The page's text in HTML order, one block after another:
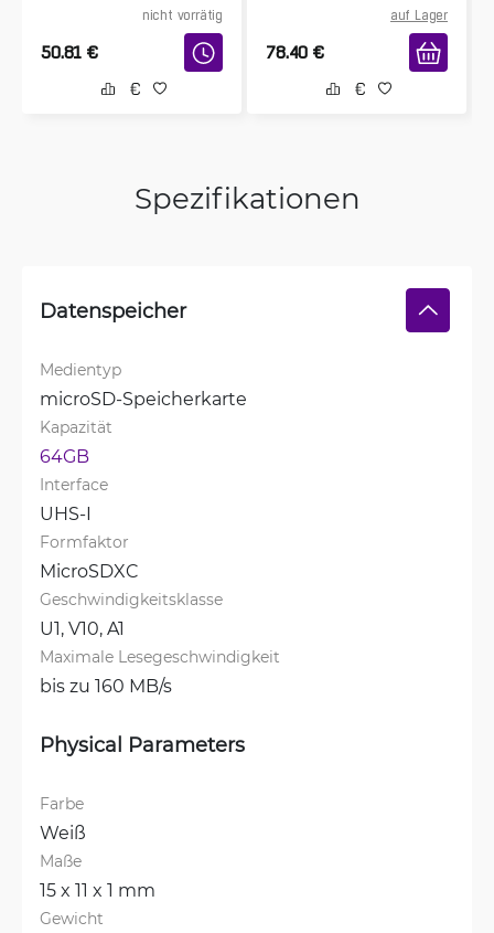
nicht vorrätig
50.81 €
auf Lager
78.40 €
Spezifikationen
Datenspeicher
Medientyp
microSD-Speicherkarte
Kapazität
64GB
Interface
UHS-I
Formfaktor
MicroSDXC
Geschwindigkeitsklasse
U1, V10, A1
Maximale Lesegeschwindigkeit
bis zu 160 MB/s
Physical Parameters
Farbe
Weiß
Maße
15 x 11 x 1 mm
Gewicht